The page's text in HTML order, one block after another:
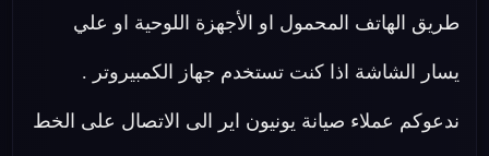
طريق الهاتف المحمول او الأجهزة اللوحية او علي
يسار الشاشة اذا كنت تستخدم جهاز الكمبيروتر .
ندعوكم عملاء صيانة يونيون اير الى الاتصال على الخط